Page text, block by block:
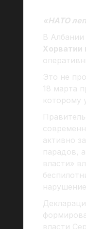
«НАТО
В
Хорватии
Это не
18 марта
которому
активно
парадов,
власти»
власти